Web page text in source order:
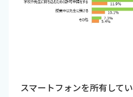
スマートフォンを所有して